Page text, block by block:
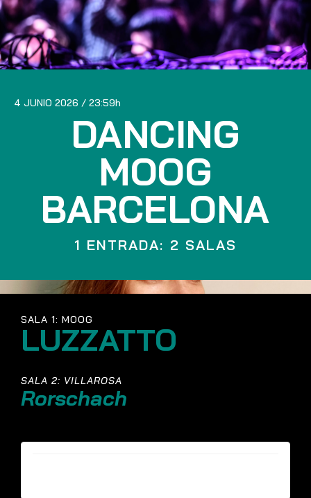
4 JUNIO 2026 23:59
DANCING
MOOG
BARCELONA
1 ENTRADA: 2 SALAS
SALA 1: MOOG
LUZZATTO
SALA 2: VILLAROSA
Rorschach